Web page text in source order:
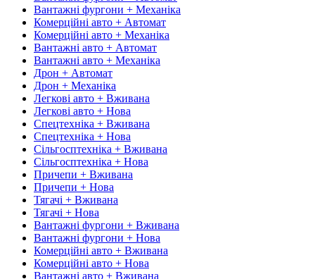
Вантажні фургони + Механіка
Комерційні авто + Автомат
Комерційні авто + Механіка
Вантажні авто + Автомат
Вантажні авто + Механіка
Дрон + Автомат
Дрон + Механіка
Легкові авто + Вживана
Легкові авто + Нова
Спецтехніка + Вживана
Спецтехніка + Нова
Сільгосптехніка + Вживана
Сільгосптехніка + Нова
Причепи + Вживана
Причепи + Нова
Тягачі + Вживана
Тягачі + Нова
Вантажні фургони + Вживана
Вантажні фургони + Нова
Комерційні авто + Вживана
Комерційні авто + Нова
Вантажні авто + Вживана